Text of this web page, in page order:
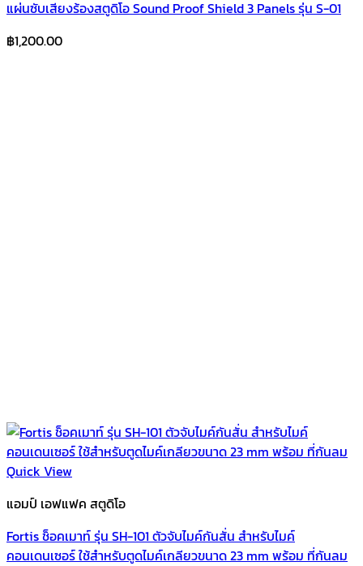
แผ่นซับเสียงร้องสตูดิโอ Sound Proof Shield 3 Panels รุ่น S-01
฿1,200.00
Quick View
แอมป์ เอฟแฟค สตูดิโอ
Fortis ช็อคเมาท์ รุ่น SH-101 ตัวจับไมค์กันสั่น สำหรับไมค์
คอนเดนเซอร์ ใช้สำหรับตูดไมค์เกลียวขนาด 23 mm พร้อม ที่กันลม